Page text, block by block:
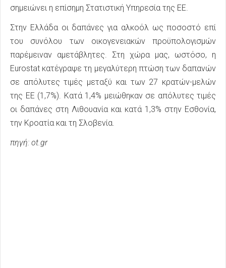
σημειώνει η επίσημη Στατιστική Υπηρεσία της ΕΕ.
Στην Ελλάδα οι δαπάνες για αλκοόλ ως ποσοστό επί
του συνόλου των οικογενειακών προϋπολογισμών
παρέμειναν αμετάβλητες. Στη χώρα μας, ωστόσο, η
Eurostat κατέγραψε τη μεγαλύτερη πτώση των δαπανών
σε απόλυτες τιμές μεταξύ και των 27 κρατών-μελών
της ΕΕ (1,7%). Κατά 1,4% μειώθηκαν σε απόλυτες τιμές
οι δαπάνες στη Λιθουανία και κατά 1,3% στην Εσθονία,
την Κροατία και τη Σλοβενία.
πηγή: ot.gr